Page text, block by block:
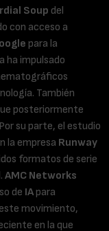
Soup del
con acceso a
para la
ha impulsado
También
posteriormente
su parte, el estudio
la empresa Runway
formatos de serie
AMC Networks
de IApara
movimiento,
en la que